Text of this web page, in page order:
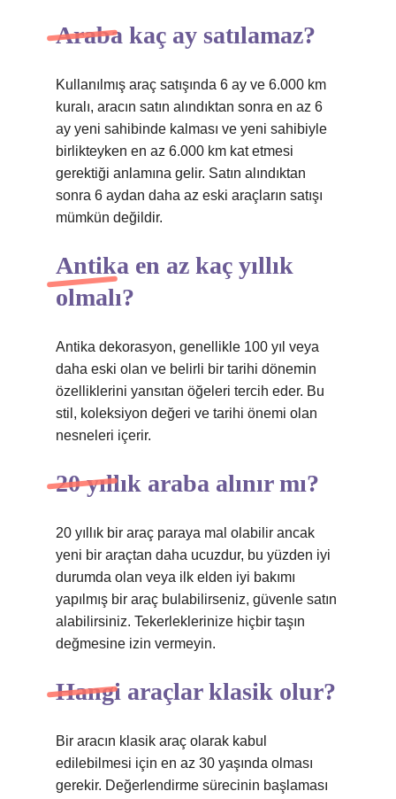
Araba kaç ay satılamaz?
Kullanılmış araç satışında 6 ay ve 6.000 km
kuralı, aracın satın alındıktan sonra en az 6
ay yeni sahibinde kalması ve yeni sahibiyle
birlikteyken en az 6.000 km kat etmesi
gerektiği anlamına gelir. Satın alındıktan
sonra 6 aydan daha az eski araçların satışı
mümkün değildir.
Antika en az kaç yıllık
olmalı?
Antika dekorasyon, genellikle 100 yıl veya
daha eski olan ve belirli bir tarihi dönemin
özelliklerini yansıtan öğeleri tercih eder. Bu
stil, koleksiyon değeri ve tarihi önemi olan
nesneleri içerir.
20 yıllık araba alınır mı?
20 yıllık bir araç paraya mal olabilir ancak
yeni bir araçtan daha ucuzdur, bu yüzden iyi
durumda olan veya ilk elden iyi bakımı
yapılmış bir araç bulabilirseniz, güvenle satın
alabilirsiniz. Tekerleklerinize hiçbir taşın
değmesine izin vermeyin.
Hangi araçlar klasik olur?
Bir aracın klasik araç olarak kabul
edilebilmesi için en az 30 yaşında olması
gerekir. Değerlendirme sürecinin başlaması